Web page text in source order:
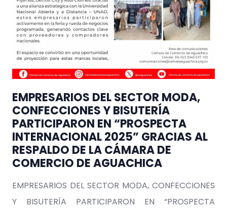
EMPRESARIOS DEL SECTOR MODA,
CONFECCIONES Y BISUTERÍA
PARTICIPARON EN “PROSPECTA
INTERNACIONAL 2025” GRACIAS AL
RESPALDO DE LA CÁMARA DE
COMERCIO DE AGUACHICA
EMPRESARIOS DEL SECTOR MODA, CONFECCIONES
Y BISUTERÍA PARTICIPARON EN “PROSPECTA